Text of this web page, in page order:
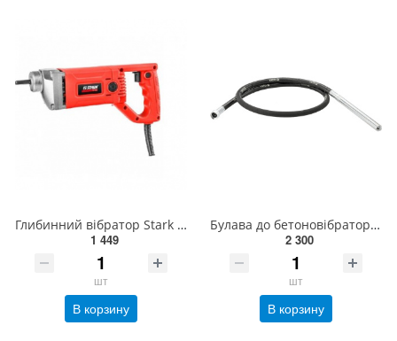
Глибинний вібратор Stark CV-850 SE Industrial 220 В(120050016)
1 449
шт
В корзину
Булава до бетоновібратора YT-82600 YATO L= 3 м, Ø= 35 мм [1/30] YT-82595
2 300
шт
В корзину